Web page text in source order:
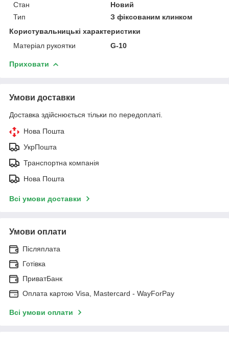
Стан
Новий
Тип
З фіксованим клинком
Користувальницькі характеристики
Матеріал рукоятки
G-10
Приховати
Умови доставки
Доставка здійснюється тільки по передоплаті.
Нова Пошта
УкрПошта
Транспортна компанія
Нова Пошта
Всі умови доставки
Умови оплати
Післяплата
Готівка
ПриватБанк
Оплата картою Visa, Mastercard - WayForPay
Всі умови оплати